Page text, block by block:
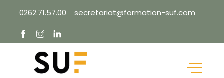
content
0262.71.57.00 secretariat@formation-suf.com